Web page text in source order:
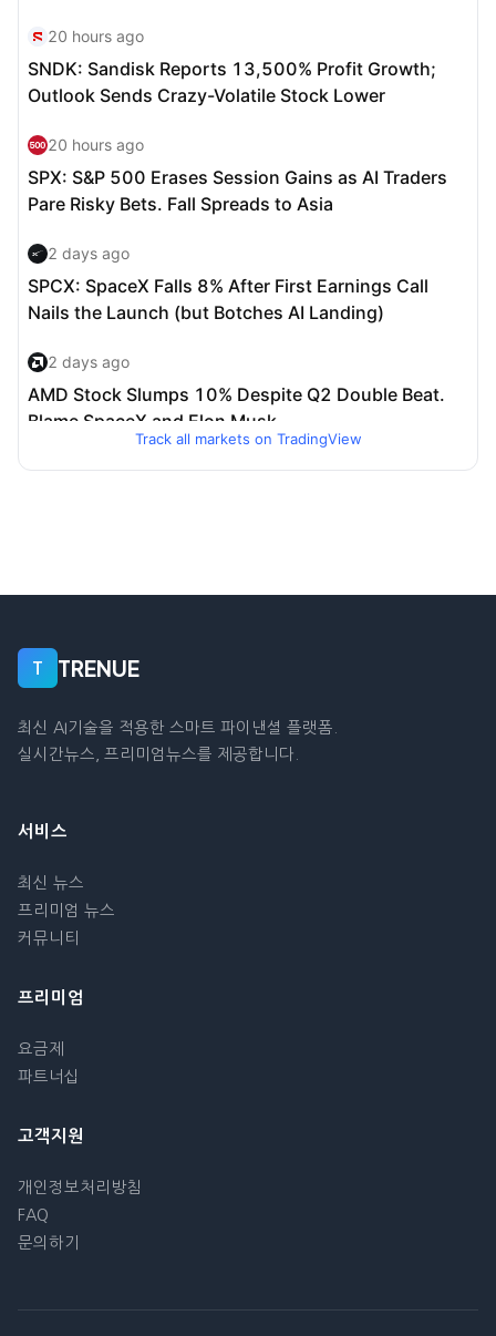
Track all markets on TradingView
T TRENUE
최신 AI기술을 적용한 스마트 파이낸셜 플랫폼.
실시간뉴스, 프리미엄뉴스를 제공합니다.
서비스
최신 뉴스
프리미엄 뉴스
커뮤니티
프리미엄
요금제
파트너십
고객지원
개인정보처리방침
FAQ
문의하기